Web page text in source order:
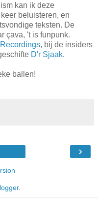
kan ik deze
beluisteren, en
teksten. De
çava, 't is funpunk.
, bij de insiders
D'r Sjaak.
ballen!
›
.